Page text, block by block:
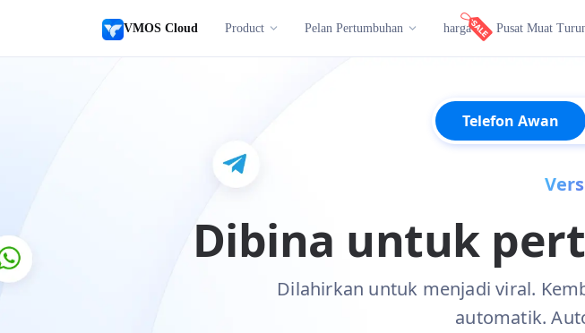
VMOS Cloud Product Pelan Pertumbuhan harga Pusat Muat
Telefon Awan
Dibina untuk
Dilahirkan untuk menjadi viral.
automatik.